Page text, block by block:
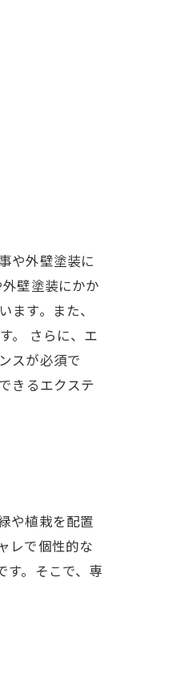
や外壁塗装に
壁塗装にかか
す。また、
。 さらに、エ
スが必須で
きるエクステ
や植栽を配置
レで個性的な
す。そこで、専